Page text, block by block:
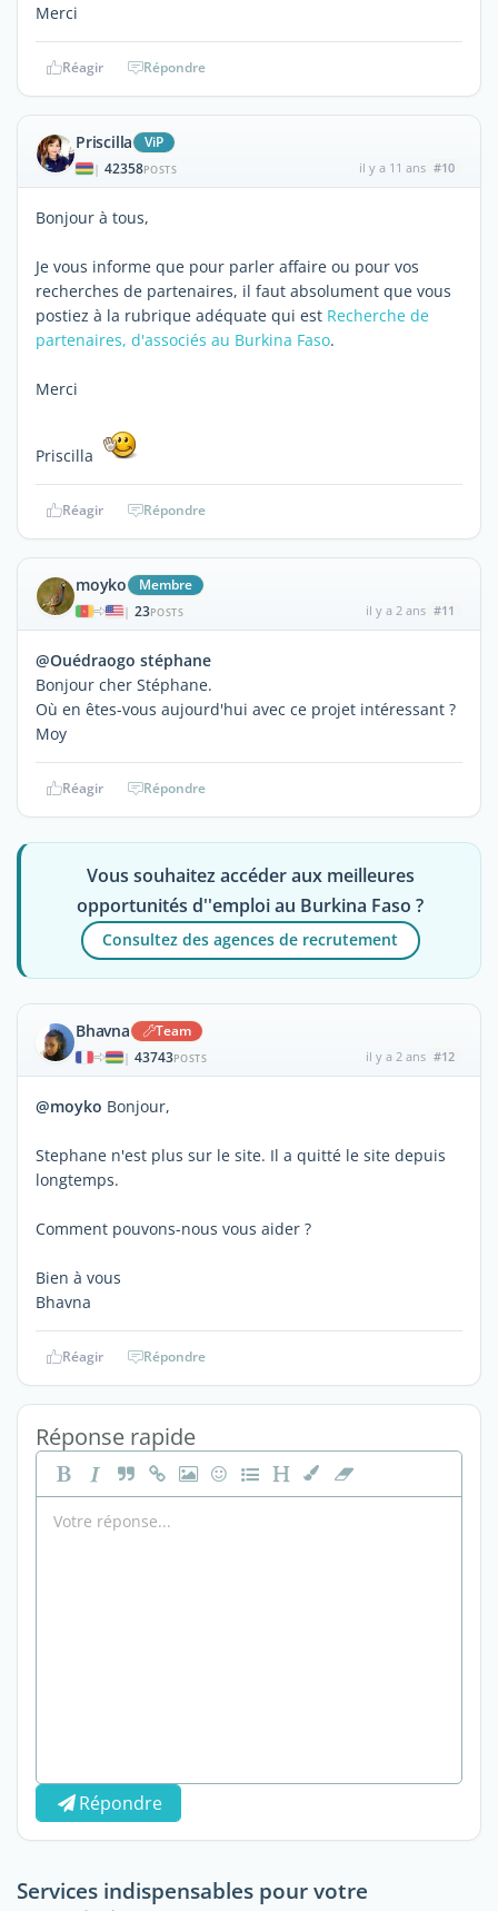
Merci
Réagir Répondre
Priscilla ViP
| 42358POSTS il y a 11 ans #10
Bonjour à tous,
Je vous informe que pour parler affaire ou pour vos
recherches de partenaires, il faut absolument que vous
postiez à la rubrique adéquate qui est Recherche de
partenaires, d'associés au Burkina Faso.
Merci
Priscilla
Réagir Répondre
moyko Membre
| 23POSTS il y a 2 ans #11
@Ouédraogo stéphane
Bonjour cher Stéphane.
Où en êtes-vous aujourd'hui avec ce projet intéressant ?
Moy
Réagir Répondre
Vous souhaitez accéder aux meilleures
opportunités d''emploi au Burkina Faso ?
Consultez des agences de recrutement
Bhavna Team
| 43743POSTS il y a 2 ans #12
@moyko Bonjour,
Stephane n'est plus sur le site. Il a quitté le site depuis
longtemps.
Comment pouvons-nous vous aider ?
Bien à vous
Bhavna
Réagir Répondre
Réponse rapide
Répondre
Services indispensables pour votre